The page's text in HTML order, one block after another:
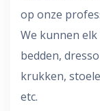
op onze
We kunnen
bedden,
krukken,
etc.